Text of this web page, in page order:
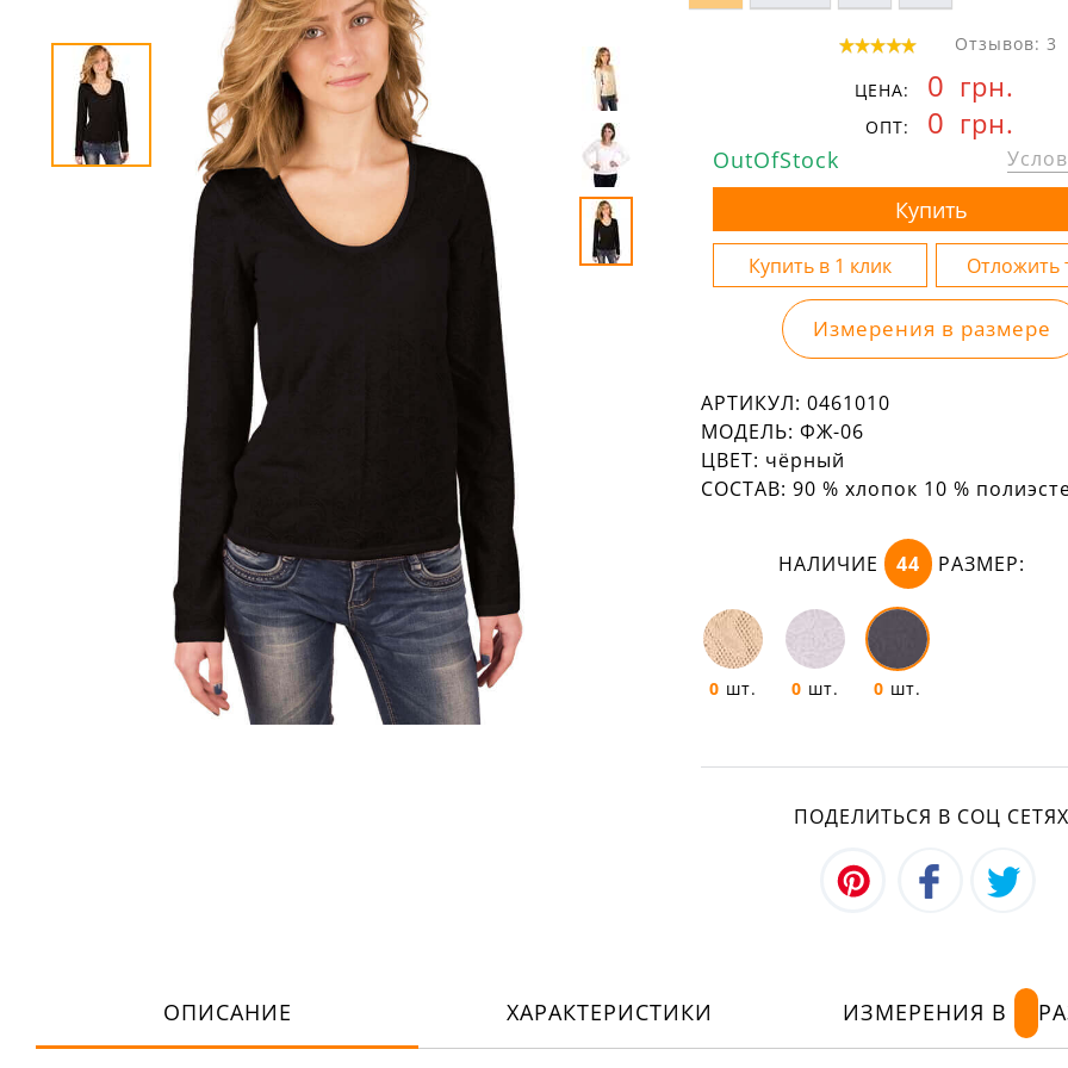
Отзывов: 3
ЦЕНА: 0 грн.
ОПТ: 0 грн.
OutOfStock
Измерения в размере
АРТИКУЛ: 0461010
МОДЕЛЬ: ФЖ-06
ЦВЕТ: чёрный
СОСТАВ: 90 % хлопок 10 %
НАЛИЧИЕ 44 РАЗМЕР:
0 шт. 0 шт. 0 шт.
ПОДЕЛИТЬСЯ В СОЦ СЕТЯХ
ОПИСАНИЕ ХАРАКТЕРИСТИКИ ИЗМЕРЕНИЯ В